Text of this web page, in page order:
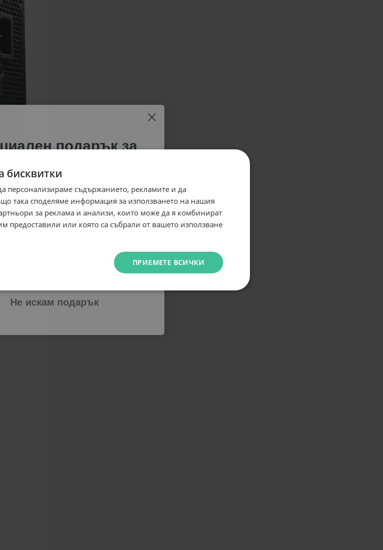
подарък за
предложения само за теб като
email адрес и получи отстъпка от
първата ти поръчка.
Не искам подарък
бисквитки
персонализираме съдържанието, рекламите и да
така споделяме информация за използването на нашия
за реклама и анализи, които може да я комбинират
предоставили или която са събрали от вашето използване
ПРИЕМЕТЕ ВСИЧКИ